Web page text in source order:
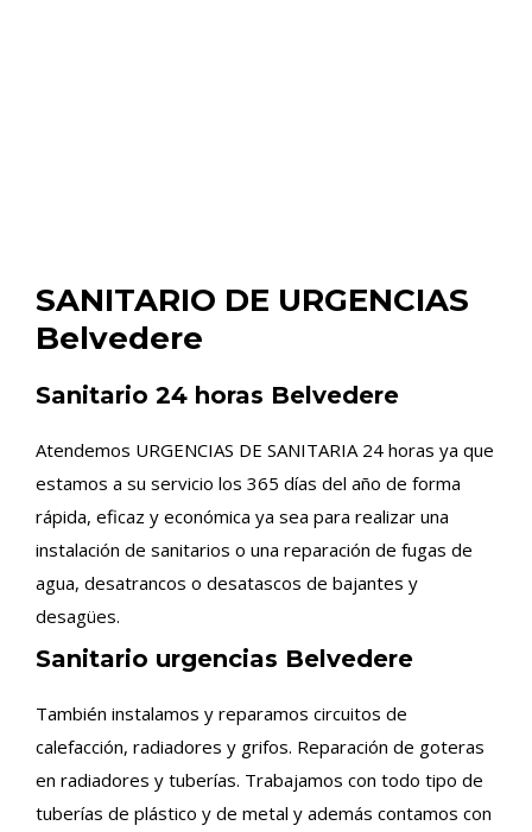
SANITARIO DE URGENCIAS
Belvedere
Sanitario 24 horas Belvedere
Atendemos URGENCIAS DE SANITARIA 24 horas ya que
estamos a su servicio los 365 días del año de forma
rápida, eficaz y económica ya sea para realizar una
instalación de sanitarios o una reparación de fugas de
agua, desatrancos o desatascos de bajantes y
desagües.
Sanitario urgencias Belvedere
También instalamos y reparamos circuitos de
calefacción, radiadores y grifos. Reparación de goteras
en radiadores y tuberías. Trabajamos con todo tipo de
tuberías de plástico y de metal y además contamos con